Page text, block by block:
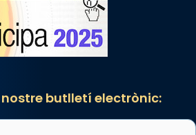
butlletí electrònic: